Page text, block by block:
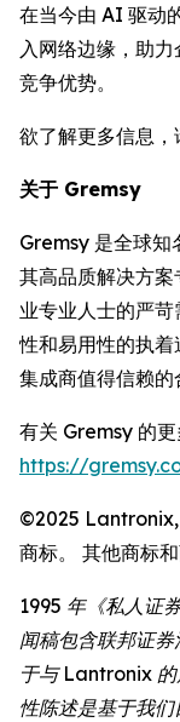
在当今由 AI 驱动
入网络边缘，助
竞争优势。
欲了解更多信息，
关于 Gremsy
Gremsy 是全球知
其高品质解决方
业专业人士的严
性和易用性的执
集成商值得信赖的
有关 Gremsy 的
https://
©2025 Lantronix,
商标。 其他商标
1995 年《私人证
闻稿包含联邦证
于与 Lantronix 的
性陈述是基于我